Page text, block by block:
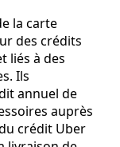
la carte
des crédits
liés à des
Ils
annuel de
auprès
crédit Uber